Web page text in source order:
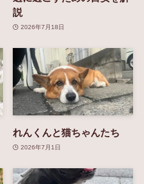
説
2026年7月18日
れんくんと猫ちゃんたち
2026年7月1日